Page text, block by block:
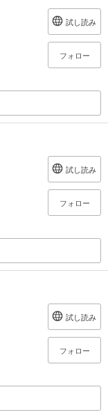
試し読み
フォロー
試し読み
フォロー
試し読み
フォロー